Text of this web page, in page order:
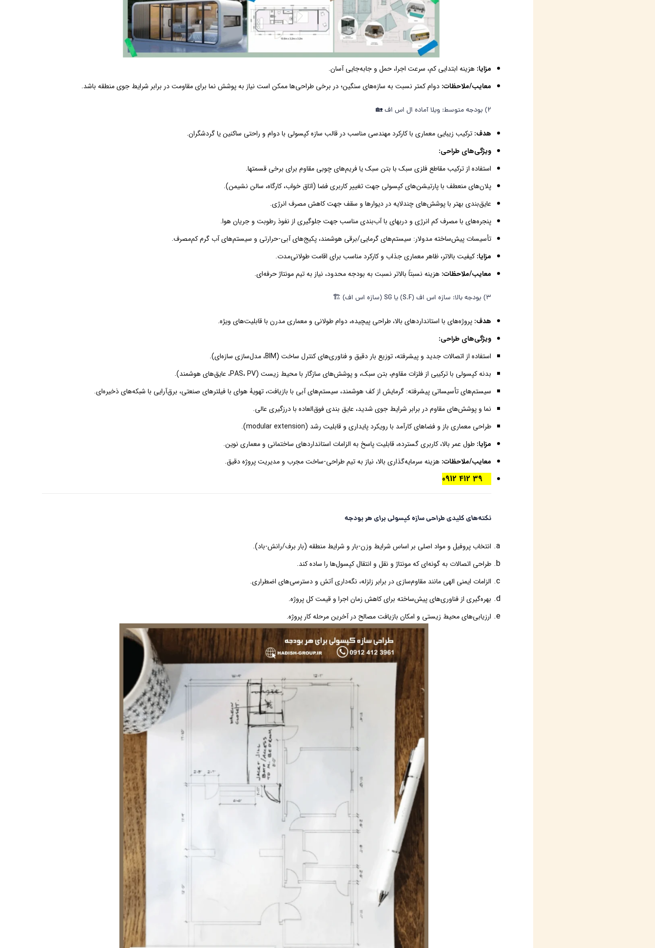
مزایا: هزینه ابتدایی کم، سرعت اجرا، حمل و جا‌به‌جایی آسان.
معایب/ملاحظات: دوام کمتر نسبت به سازه‌های سنگین؛ در برخی طراحی‌ها ممکن است نیاز به پوشش نما برای مقاومت در برابر شرایط جوی منطقه باشد.
2) بودجه متوسط: ویلا آماده ال اس اف🏡
هدف: ترکیب زیبایی معماری با کارکرد مهندسی مناسب در قالب سازه کپسولی با دوام و راحتی ساکنین یا گردشگران.
ویژگی‌های طراحی:
استفاده از ترکیب مقاطع فلزی سبک با بتن سبک یا فریم‌های چوبی مقاوم برای برخی قسمتها.
پلان‌های منعطف با پارتیشن‌های کپسولی جهت تغییر کاربری فضا (اتاق خواب، کارگاه، سالن نشیمن).
عایق‌بندی بهتر با پوشش‌های چندلایه در دیوارها و سقف جهت کاهش مصرف انرژی.
پنجره‌های با مصرف کم انرژی و دربهای با آب‌بندی مناسب جهت جلوگیری از نفوذ رطوبت و جریان هوا.
تأسیسات پیش‌ساخته مدولار: سیستم‌های گرمایی/برقی هوشمند، پکیج‌های آبی-حرارتی و سیستم‌های آب گرم کم‌مصرف.
مزایا: کیفیت بالاتر، ظاهر معماری جذاب و کارکرد مناسب برای اقامت طولانی‌مدت.
معایب/ملاحظات: هزینه نسبتاً بالاتر نسبت به بودجه محدود، نیاز به تیم مونتاژ حرفه‌ای.
3) بودجه بالا: سازه اس اف (S.F) یا SG (سازه اس اف) 🏗️
هدف: پروژه‌های با استانداردهای بالا، طراحی پیچیده، دوام طولانی و معماری مدرن با قابلیت‌های ویژه.
ویژگی‌های طراحی:
استفاده از اتصالات جدید و پیشرفته، توزیع بار دقیق و فناوری‌های کنترل ساخت (BIM، مدل‌سازی سازه‌ای).
بدنه کپسولی با ترکیبی از فلزات مقاوم، بتن سبک، و پوشش‌های سازگار با محیط زیست (PAS، PV، عایق‌های هوشمند).
سیستم‌های تأسیساتی پیشرفته: گرمایش از کف هوشمند، سیستم‌های آبی با بازیافت، تهویهٔ هوای با فیلتر‌های صنعتی، برق‌آرایی با شبکه‌های ذخیره‌ای.
نما و پوشش‌های مقاوم در برابر شرایط جوی شدید، عایق بندی فوق‌العاده با درزگیری عالی.
طراحی معماری باز و فضاهای کارآمد با رویکرد پایداری و قابلیت رشد (modular extension).
مزایا: طول عمر بالا، کاربری گسترده، قابلیت پاسخ به الزامات استانداردهای ساختمانی و معماری نوین.
معایب/ملاحظات: هزینه سرمایه‌گذاری بالا، نیاز به تیم طراحی-ساخت مجرب و مدیریت پروژه دقیق.
نکته‌های کلیدی طراحی سازه کپسولی برای هر بودجه
انتخاب پروفیل و مواد اصلی بر اساس شرایط وزن-بار و شرایط منطقه (بار برف/رانش-باد).
طراحی اتصالات به گونه‌ای که مونتاژ و نقل و انتقال کپسول‌ها را ساده کند.
الزامات ایمنی الهي مانند مقاوم‌سازی در برابر زلزله، نگه‌داری آتش و دسترسی‌های اضطراری.
بهره‌گیری از فناوری‌های پیش‌ساخته برای کاهش زمان اجرا و قیمت کل پروژه.
ارزیابی‌های محیط زیستی و امکان بازیافت مصالح در آخرین مرحله کار پروژه.